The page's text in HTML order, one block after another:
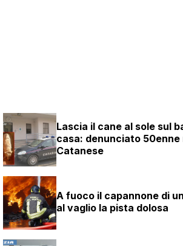
Lascia il cane al sole sul
casa: denunciato 50enne
Catanese
A fuoco il capannone di
al vaglio la pista dolosa